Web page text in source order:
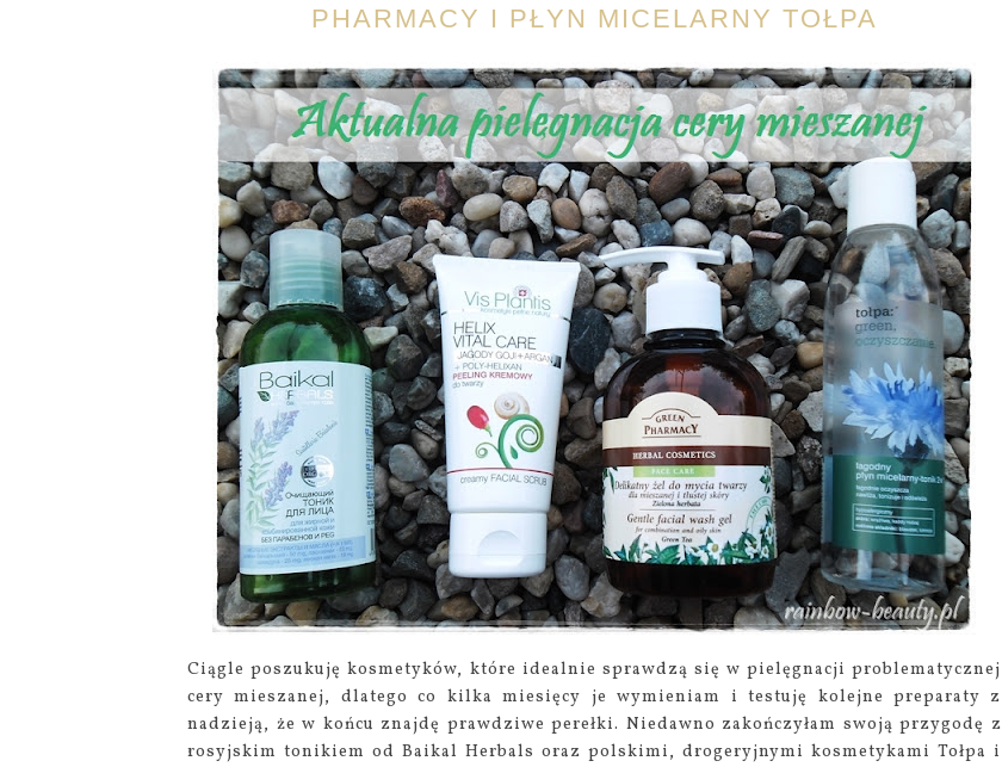
PHARMACY I PŁYN MICELARNY TOŁPA
Ciągle poszukuję kosmetyków, które idealnie sprawdzą się w pielęgnacji problematycznej
cery mieszanej, dlatego co kilka miesięcy je wymieniam i testuję kolejne preparaty z
nadzieją, że w końcu znajdę prawdziwe perełki. Niedawno zakończyłam swoją przygodę z
rosyjskim tonikiem od Baikal Herbals oraz polskimi, drogeryjnymi kosmetykami Tołpa i